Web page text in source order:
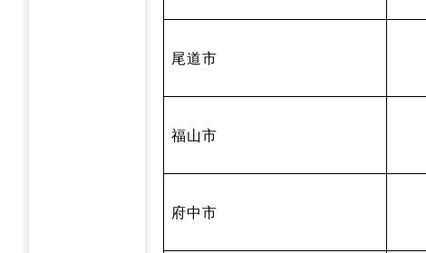
尾道市
福山市
府中市